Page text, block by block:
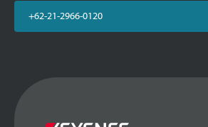
+62-21-2966-0120